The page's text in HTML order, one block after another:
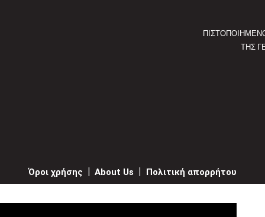
ΤΗΣ
Όροι χρήσης About Us Πολιτική απορρήτου